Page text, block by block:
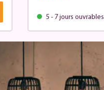
5 - 7 jours ouvrables